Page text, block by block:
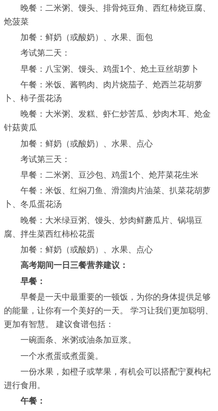
晚餐：二米粥、馒头、排骨炖豆角、西红柿烧豆腐、
炝菠菜
加餐：鲜奶（或酸奶）、水果、面包
考试第二天：
早餐：八宝粥、馒头、鸡蛋1个、炝土豆丝胡萝卜
午餐：米饭、酱鸭肉、肉片烧茄子、炝西兰花胡萝
卜、柿子蛋花汤
晚餐：大米粥、发糕、虾仁炒苦瓜、炒肉木耳、炝金
针菇黄瓜
加餐：鲜奶（或酸奶）、水果、点心
考试第三天：
早餐：二米粥、豆沙包、鸡蛋1个、炝芹菜花生米
午餐：米饭、红焖刀鱼、滑溜肉片油菜、扒菜花胡萝
卜、冬瓜蛋花汤
晚餐：大米绿豆粥、馒头、炒肉鲜蘑瓜片、锅塌豆
腐、拌生菜西红柿松花蛋
加餐：鲜奶（或酸奶）、水果、点心
高考期间一日三餐营养建议：
早餐：
早餐是一天中最重要的一顿饭，为你的身体提供足够
的能量，让你有一个美好的一天。 学习让我们更加聪明、
更加有智慧。 建议食谱包括：
一碗面条、米粥或油条加豆浆。
一个水煮蛋或煮蛋羹。
一份水果，如橙子或苹果，有机会可以搭配宁夏枸杞
进行食用。
午餐：